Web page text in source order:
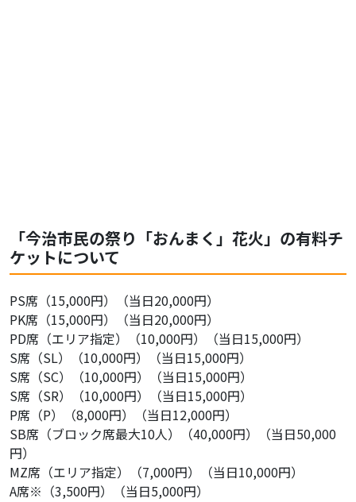
「今治市民の祭り「おんまく」花火」の有料チ
ケットについて
PS席（15,000円）（当日20,000円）
PK席（15,000円）（当日20,000円）
PD席（エリア指定）（10,000円）（当日15,000円）
S席（SL）（10,000円）（当日15,000円）
S席（SC）（10,000円）（当日15,000円）
S席（SR）（10,000円）（当日15,000円）
P席（P）（8,000円）（当日12,000円）
SB席（ブロック席最大10人）（40,000円）（当日50,000
円）
MZ席（エリア指定）（7,000円）（当日10,000円）
A席※（3,500円）（当日5,000円）